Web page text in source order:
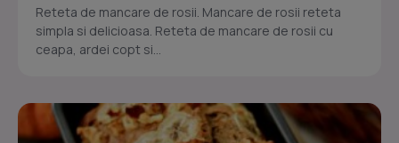
Reteta de mancare de rosii. Mancare de rosii reteta
simpla si delicioasa. Reteta de mancare de rosii cu
ceapa, ardei copt si...